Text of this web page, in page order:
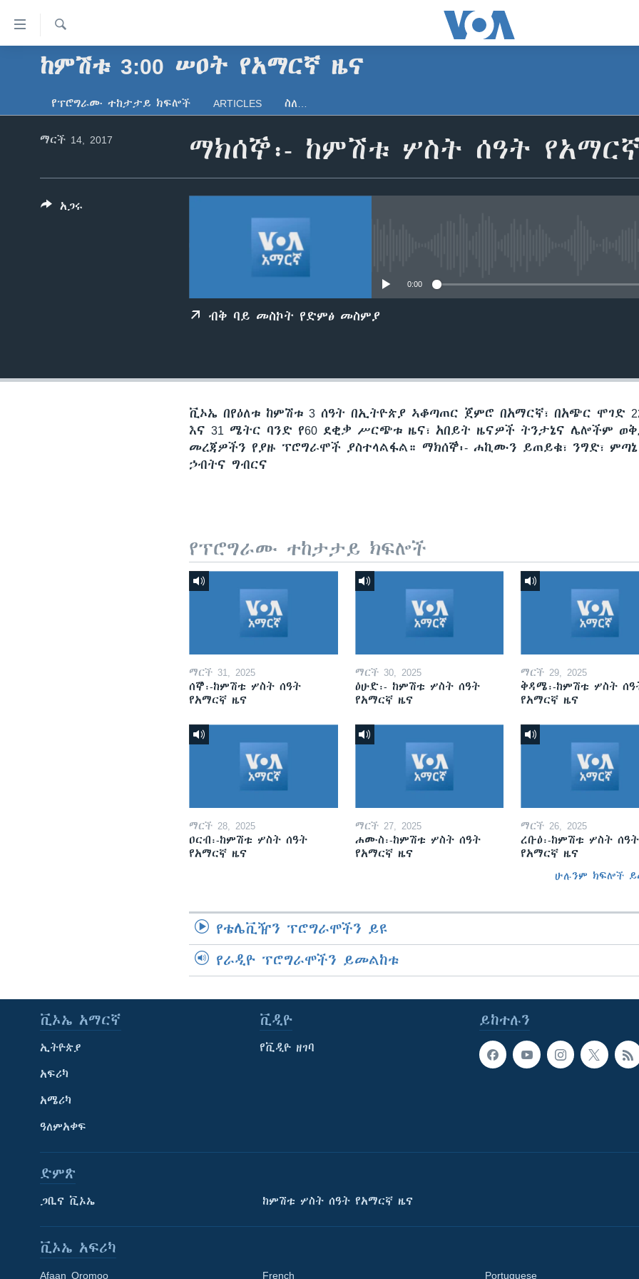
የመሥሪያ
ማገናኛዎች
አፍሪካ
ዓለምአቀፍ
ጋቢና ቪኦኤ
ከምሽቱ ሦስት ሰዓት የአማርኛ ዜና
ፈልግ
ከምሽቱ 3:00 ሠዐት የአማርኛ ዜና
የፕሮግራሙ ተከታታይ ክፍሎች ARTICLES ስለ…
ማክሰኞ፡- ከምሽቱ ሦስት ሰዓት
ማርች 14, 2017
0:00
ብቅ ባይ መስኮት የድምፅ መስምያ
አጋሩ
ቪኦኤ በየዕለቱ ከምሽቱ 3 ሰዓት በኢትዮጵያ ኣቆጣጠር ጀምሮ በአማርኛ፣ በአጭር ሞገድ
እና 31 ሜትር ባንድ የ60 ደቂቃ ሥርጭቱ ዜና፣ አበይት ዜናዎች ትንታኔና ሌሎችም
መረጃዎችን የያዙ ፕሮግራሞች ያስተላልፋል። ማክሰኞ፡- ሐኪሙን ይጠይቁ፣ ንግድ፣ ምጣኔ
ኃብትና ግብርና
የፕሮግራሙ ተከታታይ ክፍሎች
ማርች 31, 2025
ሰኞ፡-ከምሽቱ ሦስት ሰዓት
የአማርኛ ዜና
ማርች 30, 2025
ዕሁድ፡- ከምሽቱ ሦስት ሰዓት
የአማርኛ ዜና
ማርች 29, 2025
ቅዳሜ፡-ከምሽቱ ሦስት
የአማርኛ ዜና
ማርች 28, 2025
ዐርብ፡-ከምሽቱ ሦስት ሰዓት
የአማርኛ ዜና
ማርች 27, 2025
ሐሙስ፡-ከምሽቱ ሦስት ሰዓት
የአማርኛ ዜና
ማርች 26, 2025
ረቡዕ፡-ከምሽቱ ሦስት ሰዓት
የአማርኛ ዜና
ሁሉንም ክፍሎች
የቴሌቪዥን ፕሮግራሞችን ይዩ
የራዲዮ ፕሮግራሞችን ይመልከቱ
ይከተሉን
ቪኦኤ አማርኛ
ኢትዮጵያ
አፍሪካ
አሜሪካ
ዓለምአቀፍ
ቪዲዮ
የቪዲዮ ዘገባ
ድምጽ
ጋቢና ቪኦኤ ከምሽቱ ሦስት ሰዓት የአማርኛ ዜና
ቪኦኤ አፍሪካ
Afaan Oromoo French Portuguese